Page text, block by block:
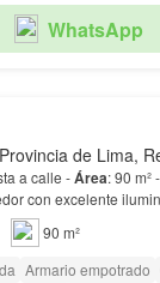
WhatsApp
de Lima,
a calle -Área: 90 m²
- La Rambla - C…
90 m²
Armario empotrado